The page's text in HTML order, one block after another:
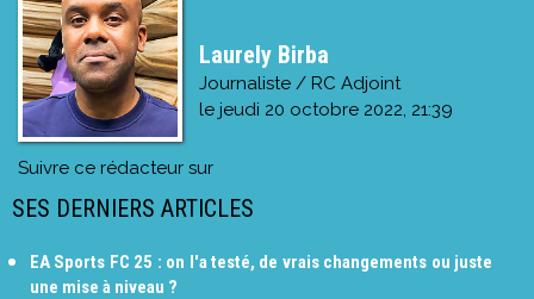
Laurely Birba
Journaliste / RC Adjoint
le jeudi 20 octobre 2022, 21:39
Suivre ce rédacteur sur
SES DERNIERS ARTICLES
EA Sports FC 25 : on l'a testé, de vrais changements ou juste
une mise à niveau ?